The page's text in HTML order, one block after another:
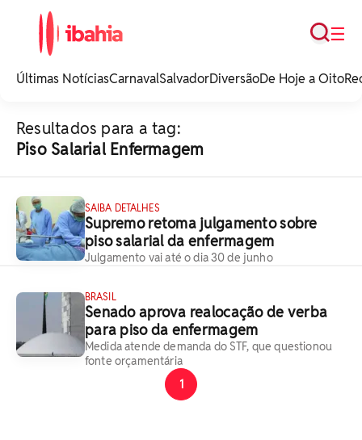
noticias e
☰
Busca
Últimas NotíciasCarnavalSalvadorDiversãoDe Hoje a Oito
Resultados para a tag:
Piso Salarial Enfermagem
SAIBA DETALHES
Supremo retoma julgamento sobre
piso salarial da enfermagem
Julgamento vai até o dia 30 de junho
BRASIL
Senado aprova realocação de verba
para piso da enfermagem
Medida atende demanda do STF, que questionou
fonte orçamentária
1